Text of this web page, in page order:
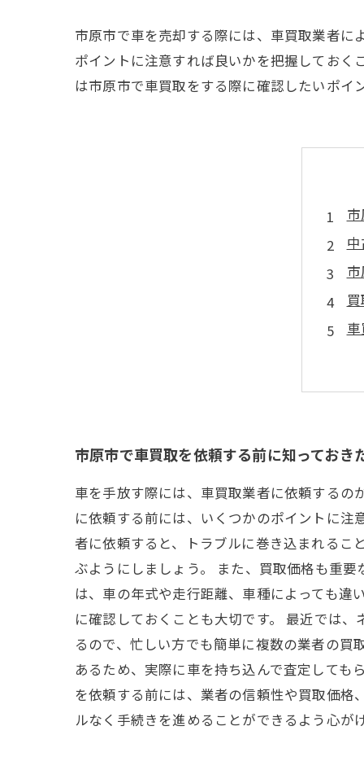
市原市で車を売却する際には、車買取業者
ポイントに注意すれば良いかを把握してお
は市原市で車買取をする際に確認したいポイ
市原市で車買取を依頼する前に知っておき
車を手放す際には、車買取業者に依頼するの
に依頼する前には、いくつかのポイントに
者に依頼すると、トラブルに巻き込まれるこ
ぶようにしましょう。 また、買取価格も重
は、車の年式や走行距離、車種によっても
に確認しておくことも大切です。 最近では
るので、忙しい方でも簡単に複数の業者の
あるため、実際に車を持ち込んで査定して
を依頼する前には、業者の信頼性や買取価格
ルなく手続きを進めることができるよう心が